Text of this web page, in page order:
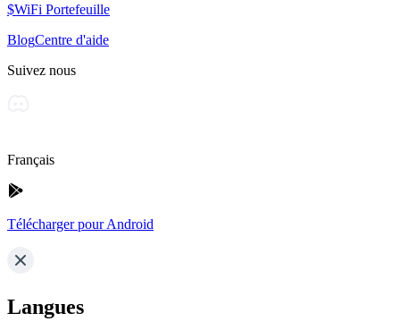
$WiFi Portefeuille
BlogCentre d'aide
Suivez nous
Français
Télécharger pour Android
Langues